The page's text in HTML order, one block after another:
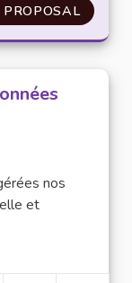
nos
et